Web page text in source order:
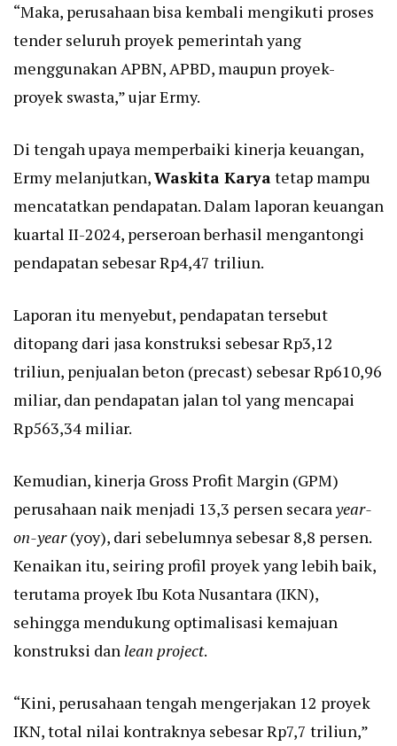
“Maka, perusahaan bisa kembali mengikuti proses
tender seluruh proyek pemerintah yang
menggunakan APBN, APBD, maupun proyek-
proyek swasta,” ujar Ermy.
Di tengah upaya memperbaiki kinerja keuangan,
Ermy melanjutkan,Waskita Karyatetap mampu
mencatatkan pendapatan. Dalam laporan keuangan
kuartal II-2024, perseroan berhasil mengantongi
pendapatan sebesar Rp4,47 triliun.
Laporan itu menyebut, pendapatan tersebut
ditopang dari jasa konstruksi sebesar Rp3,12
triliun, penjualan beton (precast) sebesar Rp610,96
miliar, dan pendapatan jalan tol yang mencapai
Rp563,34 miliar.
Kemudian, kinerja Gross Profit Margin (GPM)
perusahaan naik menjadi 13,3 persen secarayear-
on-year(yoy), dari sebelumnya sebesar 8,8 persen.
Kenaikan itu, seiring profil proyek yang lebih baik,
terutama proyek Ibu Kota Nusantara (IKN),
sehingga mendukung optimalisasi kemajuan
konstruksi dan lean project.
“Kini, perusahaan tengah mengerjakan 12 proyek
IKN, total nilai kontraknya sebesar Rp7,7 triliun,”